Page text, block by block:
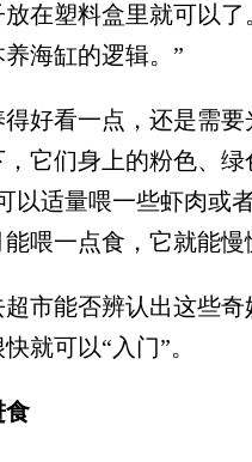
在塑料盒里就可以
海缸的逻辑。”
看一点，还是需要
它们身上的粉色、
以适量喂一些虾肉或
喂一点食，它就能慢
能否辨认出这些奇
就可以“入门”。
食